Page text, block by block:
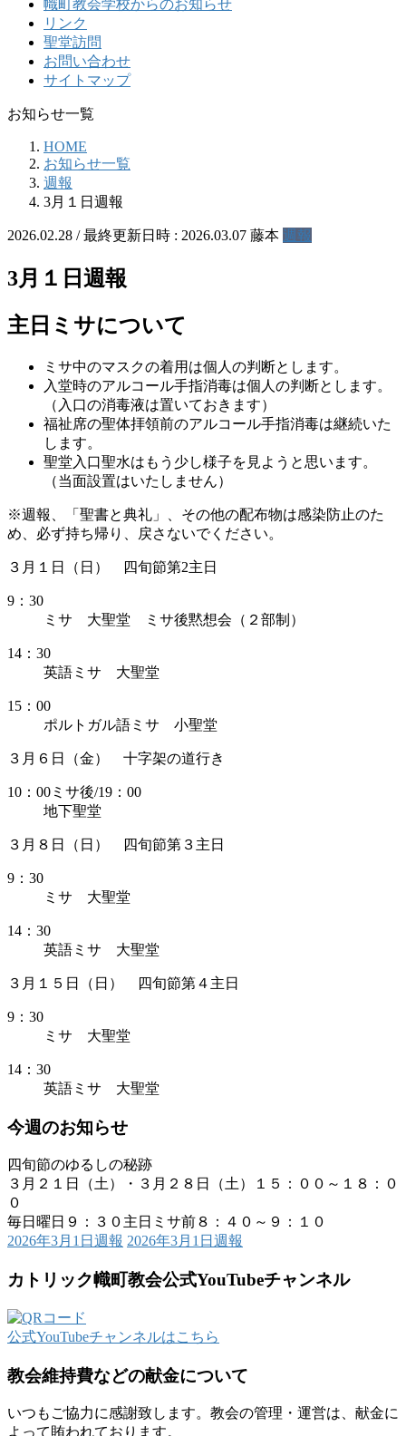
幟町教会学校からのお知らせ
リンク
聖堂訪問
お問い合わせ
サイトマップ
お知らせ一覧
HOME
お知らせ一覧
週報
3月１日週報
2026.02.28 / 最終更新日時 : 2026.03.07 藤本 週報
3月１日週報
主日ミサについて
ミサ中のマスクの着用は個人の判断とします。
入堂時のアルコール手指消毒は個人の判断とします。
（入口の消毒液は置いておきます）
福祉席の聖体拝領前のアルコール手指消毒は継続いた
します。
聖堂入口聖水はもう少し様子を見ようと思います。
（当面設置はいたしません）
※週報、「聖書と典礼」、その他の配布物は感染防止のた
め、必ず持ち帰り、戻さないでください。
３月１日（日） 四旬節第2主日
9：30
ミサ 大聖堂 ミサ後黙想会（２部制）
14：30
英語ミサ 大聖堂
15：00
ポルトガル語ミサ 小聖堂
３月６日（金） 十字架の道行き
10：00ミサ後/19：00
地下聖堂
３月８日（日） 四旬節第３主日
9：30
ミサ 大聖堂
14：30
英語ミサ 大聖堂
３月１５日（日） 四旬節第４主日
9：30
ミサ 大聖堂
14：30
英語ミサ 大聖堂
今週のお知らせ
四旬節のゆるしの秘跡
３月２１日（土）・３月２８日（土）１５：００～１８：０
０
毎日曜日９：３０主日ミサ前８：４０～９：１０
2026年3月1日週報 2026年3月1日週報
カトリック幟町教会公式YouTubeチャンネル
公式YouTubeチャンネルはこちら
教会維持費などの献金について
いつもご協力に感謝致します。教会の管理・運営は、献金に
よって賄われております。